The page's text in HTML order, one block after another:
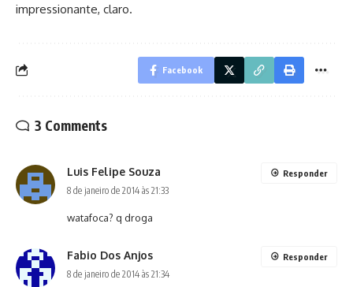
impressionante, claro.
Facebook
3 Comments
Luis Felipe Souza
8 de janeiro de 2014 às 21:33
watafoca? q droga
Responder
Fabio Dos Anjos
8 de janeiro de 2014 às 21:34
Responder